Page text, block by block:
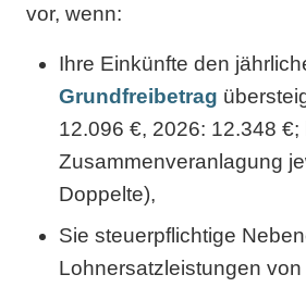
vor, wenn:
Ihre Einkünfte den
Grundfreibetrag
12.096 €, 2026: 12.348 €;
Zusammenveranlagung
Doppelte),
Sie steuerpflichtige
Lohnersatzleistungen von